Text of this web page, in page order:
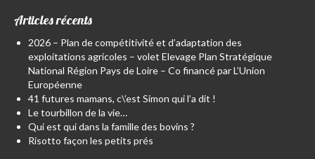
Articles récents
2026 – Plan de compétitivité et d’adaptation des
exploitations agricoles – volet Elevage Plan Stratégique
National Région Pays de Loire – Co financé par L’Union
Européenne
41 futures mamans, c\’est Simon qui l’a dit !
Le tourbillon de la vie…
Qui est qui dans la famille des bovins ?
Risotto façon les petits prés